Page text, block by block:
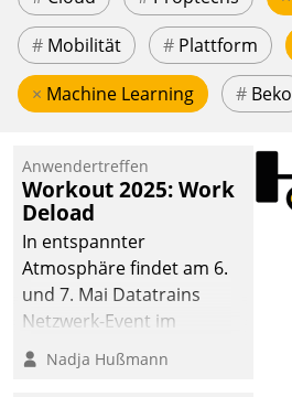
# Mobilität # Plattform
× Machine Learning # Beko
Anwendertreffen
Workout 2025: Work
Deload
In entspannter
Atmosphäre findet am 6.
und 7. Mai Datatrains
Netzwerk-Event im
Kunden- und Partnerkreis
statt. Zentrale Frage: Wie
Nadja Hußmann